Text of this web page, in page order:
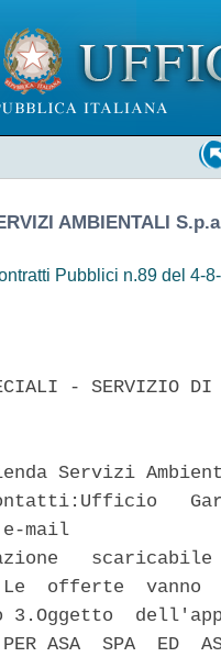
AMBIENTALI
Pubblici n.89 del 4-
- SERVIZIO DI
Servizi
mail
offerte
PER ASA  SPA  ED